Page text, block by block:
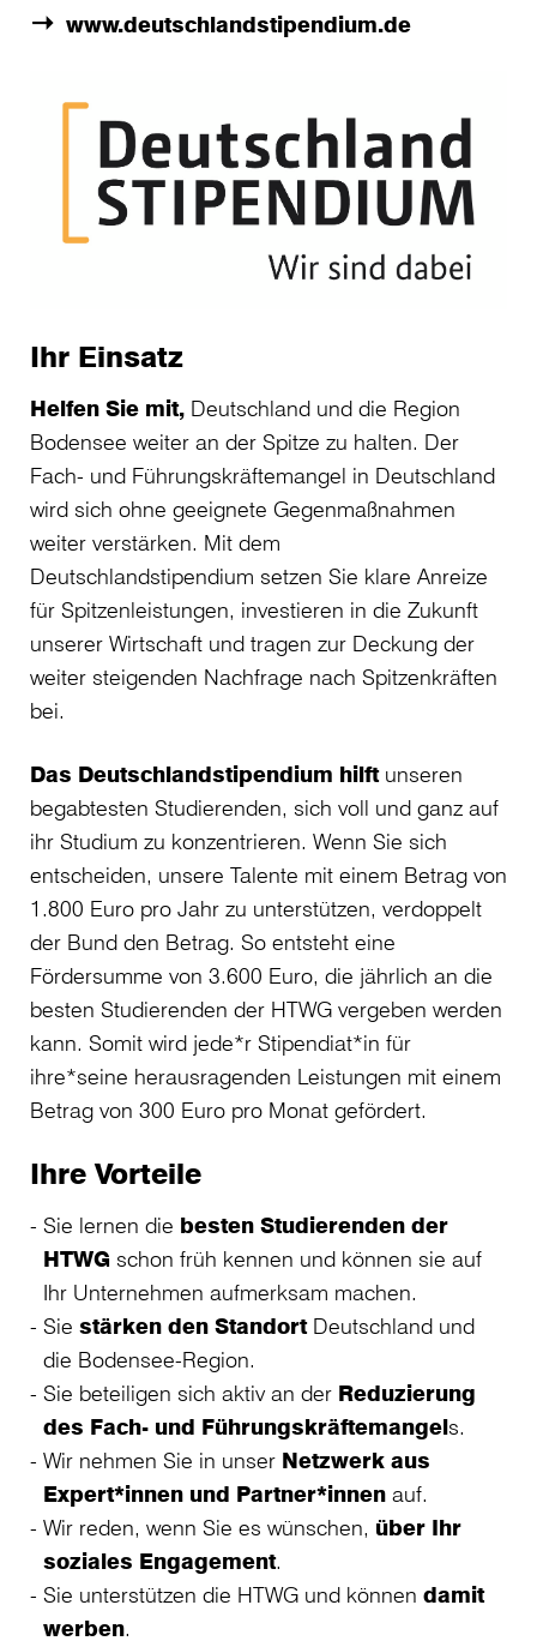
www.deutschlandstipendium.de
Ihr Einsatz
Helfen Sie mit, Deutschland und die Region
Bodensee weiter an der Spitze zu halten. Der
Fach- und Führungskräftemangel in Deutschland
wird sich ohne geeignete Gegenmaßnahmen
weiter verstärken. Mit dem
Deutschlandstipendium setzen Sie klare Anreize
für Spitzenleistungen, investieren in die Zukunft
unserer Wirtschaft und tragen zur Deckung der
weiter steigenden Nachfrage nach Spitzenkräften
bei.
Das Deutschlandstipendium hilft unseren
begabtesten Studierenden, sich voll und ganz auf
ihr Studium zu konzentrieren. Wenn Sie sich
entscheiden, unsere Talente mit einem Betrag von
1.800 Euro pro Jahr zu unterstützen, verdoppelt
der Bund den Betrag. So entsteht eine
Fördersumme von 3.600 Euro, die jährlich an die
besten Studierenden der HTWG vergeben werden
kann. Somit wird jede*r Stipendiat*in für
ihre*seine herausragenden Leistungen mit einem
Betrag von 300 Euro pro Monat gefördert.
Ihre Vorteile
Sie lernen die besten Studierenden der
HTWG schon früh kennen und können sie auf
Ihr Unternehmen aufmerksam machen.
Sie stärken den StandortDeutschland und
die Bodensee-Region.
Sie beteiligen sich aktiv an der Reduzierung
des Fach- und Führungskräftemangels.
Wir nehmen Sie in unser Netzwerk aus
Expert*innen und Partner*innen auf.
Wir reden, wenn Sie es wünschen, über Ihr
soziales Engagement.
Sie unterstützen die HTWG und können damit
werben.